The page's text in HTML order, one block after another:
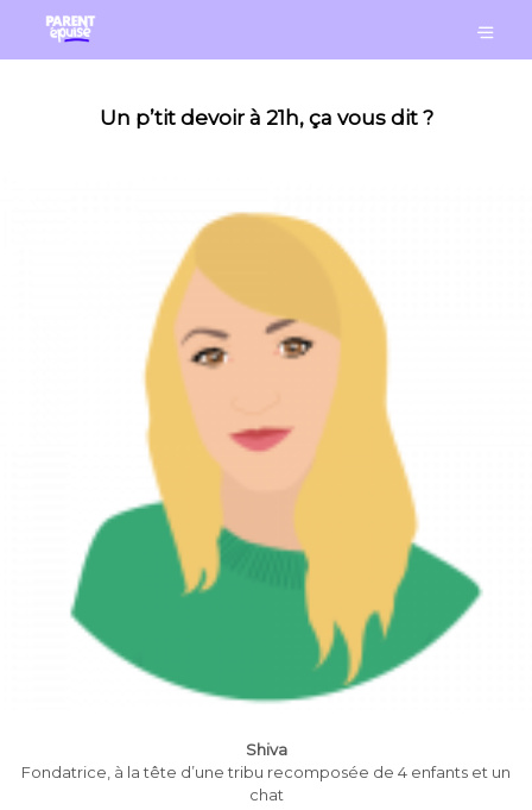
Un p’tit devoir à 21h, ça vous dit ?
Shiva
Fondatrice, à la tête d’une tribu recomposée de 4 enfants et un
chat